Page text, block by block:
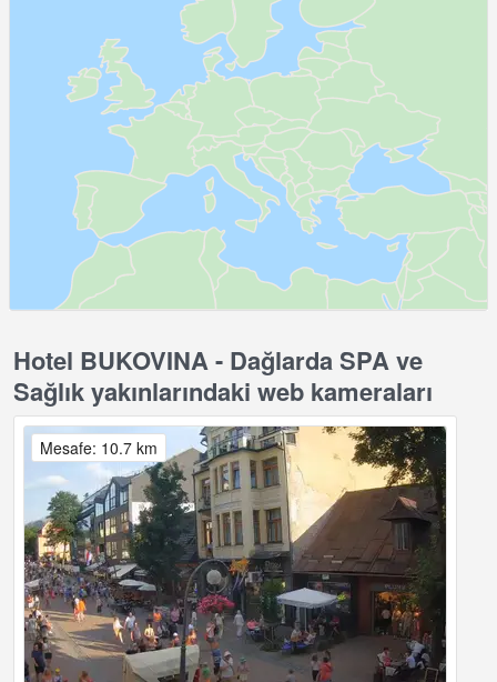
Hotel BUKOVINA - Dağlarda SPA ve
Sağlık yakınlarındaki web kameraları
Mesafe: 10.7 km